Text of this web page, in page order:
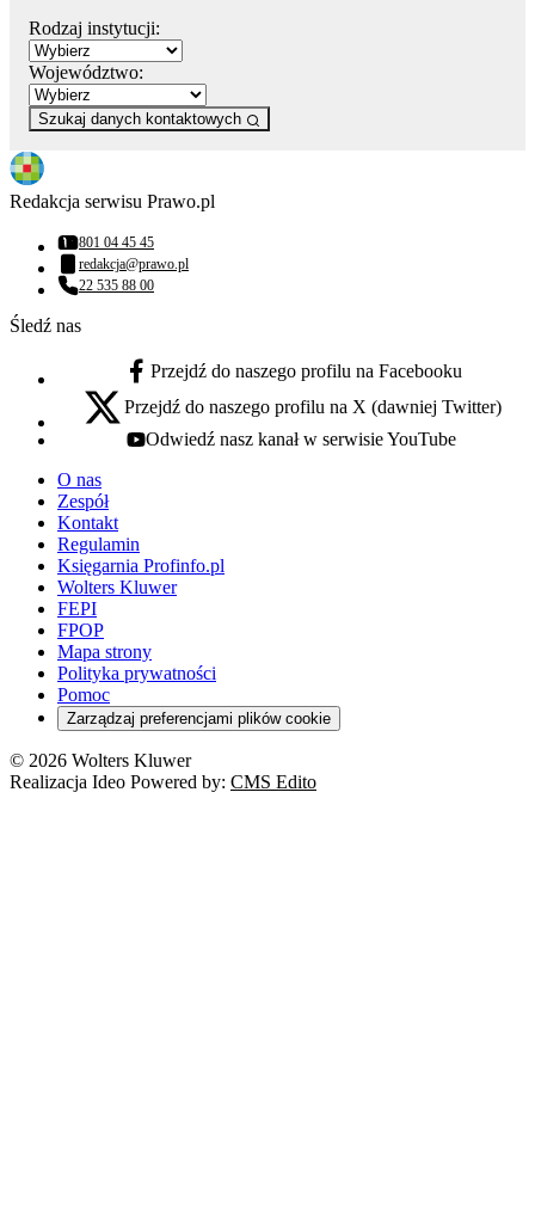
Rodzaj instytucji:
Województwo:
Szukaj danych kontaktowych
Redakcja serwisu Prawo.pl
Numer telefonu:
801 04 45 45
Adres email:
redakcja@prawo.pl
Numer telefonu:
22 535 88 00
Śledź nas
facebook - otwiera się w nowej karcie
Przejdź do naszego profilu na Facebooku
x - otwiera się w nowej karcie
Przejdź do naszego profilu na X (dawniej Twitter)
youtube - otwiera się w nowej karcie
Odwiedź nasz kanał w serwisie YouTube
O nas
Zespół
Kontakt
Regulamin
Księgarnia Profinfo.pl
Wolters Kluwer
FEPI
FPOP
Mapa strony
Polityka prywatności
Pomoc
Zarządzaj preferencjami plików cookie
© 2026 Wolters Kluwer
Realizacja Ideo Powered by: CMS Edito